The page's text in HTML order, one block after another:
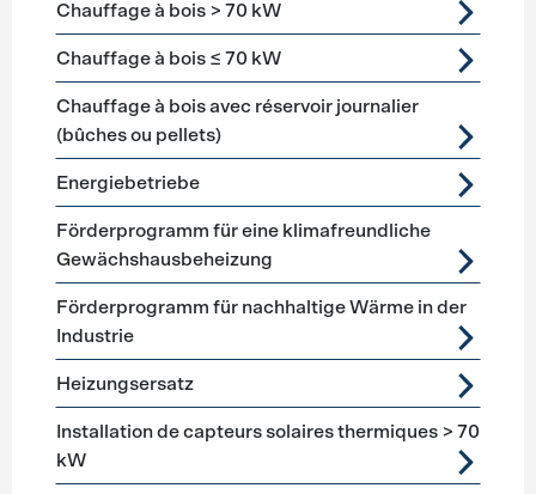
Chauffage à bois > 70 kW
Chauffage à bois ≤ 70 kW
Chauffage à bois avec réservoir journalier
(bûches ou pellets)
Energiebetriebe
Förderprogramm für eine klimafreundliche
Gewächshausbeheizung
Förderprogramm für nachhaltige Wärme in der
Industrie
Heizungsersatz
Installation de capteurs solaires thermiques > 70
kW